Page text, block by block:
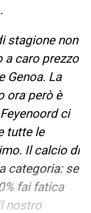
stagione non
a caro prezzo
Genoa. La
ora però è
ci
tutte le
Il calcio di
categoria: se
fai fatica
nostro